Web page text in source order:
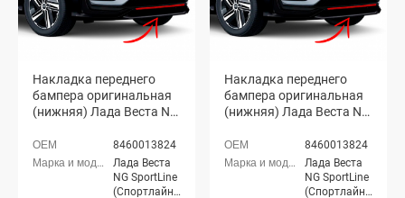
Накладка переднего
бампера оригинальная
(нижняя) Лада Веста NG
(неокрашенная)8460013824
Лада Веста
NG SportLine
(Спортлайн)
Накладка переднего
бампера оригинальная
(нижняя) Лада Веста NG
(окрашенная)8460013824
Лада Веста
NG SportLine
(Спортлайн)